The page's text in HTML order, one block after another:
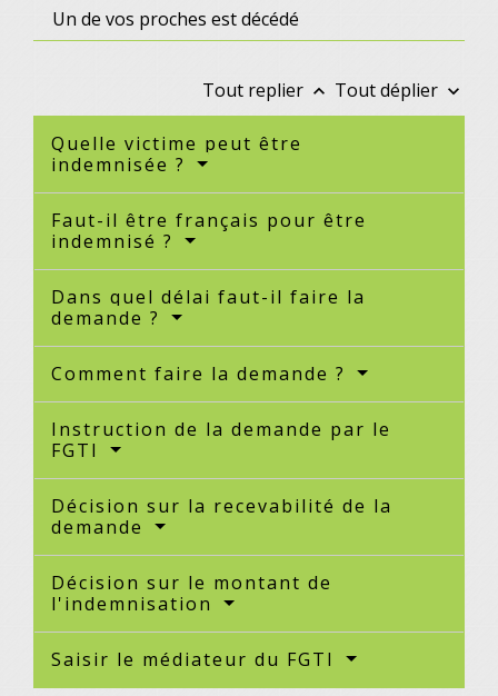
Un de vos proches est décédé
Tout replier keyboard_arrow_up Tout déplier keyboard_arrow_down
Quelle victime peut être
indemnisée ?
Faut-il être français pour être
indemnisé ?
Dans quel délai faut-il faire la
demande ?
Comment faire la demande ?
Instruction de la demande par le
FGTI
Décision sur la recevabilité de la
demande
Décision sur le montant de
l'indemnisation
Saisir le médiateur du FGTI